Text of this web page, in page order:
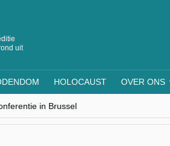
uit
HOLOCAUST OVER ONS
in Brussel
Jinnih Beels (Vooruit)